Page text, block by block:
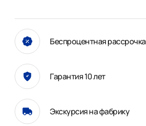
Беспроцентная рассрочка
Гарантия 10 лет
Экскурсия на фабрику